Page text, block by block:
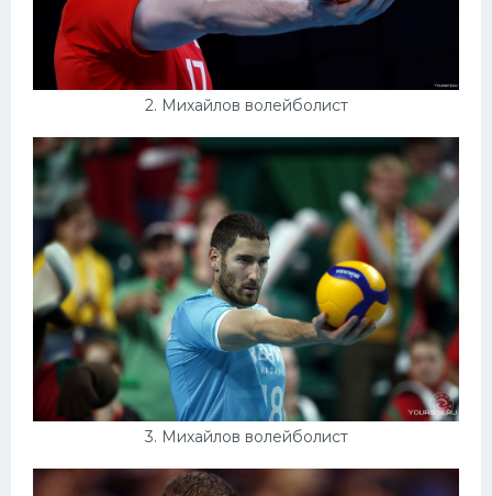
2. Михайлов волейболист
3. Михайлов волейболист
Интерьеры квартир